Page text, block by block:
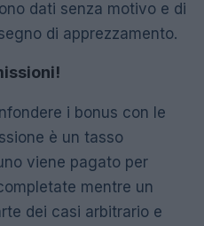
dati senza motivo e di
di apprezzamento.
i bonus con le
è un tasso
viene pagato per
mentre un
dei casi arbitrario e